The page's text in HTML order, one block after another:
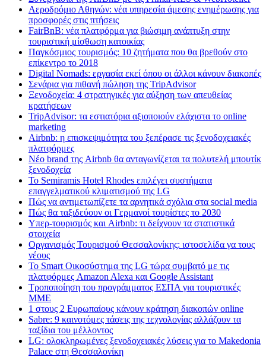
Aεροδρόμιο Αθηνών: νέα υπηρεσία άμεσης ενημέρωσης για
προσφορές στις πτήσεις
FairBnB: νέα πλατφόρμα για βιώσιμη ανάπτυξη στην
τουριστική μίσθωση κατοικίας
Παγκόσμιος τουρισμός: 10 ζητήματα που θα βρεθούν στο
επίκεντρο το 2018
Digital Nomads: εργασία εκεί όπου οι άλλοι κάνουν διακοπές
Σενάρια για πιθανή πώληση της TripAdvisor
Ξενοδοχεία: 4 στρατηγικές για αύξηση των απευθείας
κρατήσεων
TripAdvisor: τα εστιατόρια αξιοποιούν ελάχιστα το online
marketing
Airbnb: η επισκεψιμότητα του ξεπέρασε τις ξενοδοχειακές
πλατφόρμες
Nέο brand της Airbnb θα ανταγωνίζεται τα πολυτελή μπουτίκ
ξενοδοχεία
Το Semiramis Hotel Rhodes επιλέγει συστήματα
επαγγελματικού κλιματισμού της LG
Πώς να αντιμετωπίζετε τα αρνητικά σχόλια στα social media
Πώς θα ταξιδεύουν οι Γερμανοί τουρίστες το 2030
Υπερ-τουρισμός και Airbnb: τι δείχνουν τα στατιστικά
στοιχεία
Οργανισμός Τουρισμού Θεσσαλονίκης: ιστοσελίδα γα τους
νέους
Το Smart Οικοσύστημα της LG τώρα συμβατό με τις
πλατφόρμες Amazon Alexa και Google Assistant
Τροποποίηση του προγράμματος ΕΣΠΑ για τουριστικές
ΜΜΕ
1 στους 2 Ευρωπαίους κάνουν κράτηση διακοπών online
Sabre: 9 καινοτόμες τάσεις της τεχνολογίας αλλάζουν τα
ταξίδια του μέλλοντος
LG: ολοκληρωμένες ξενοδοχειακές λύσεις για τo Makedonia
Palace στη Θεσσαλονίκη